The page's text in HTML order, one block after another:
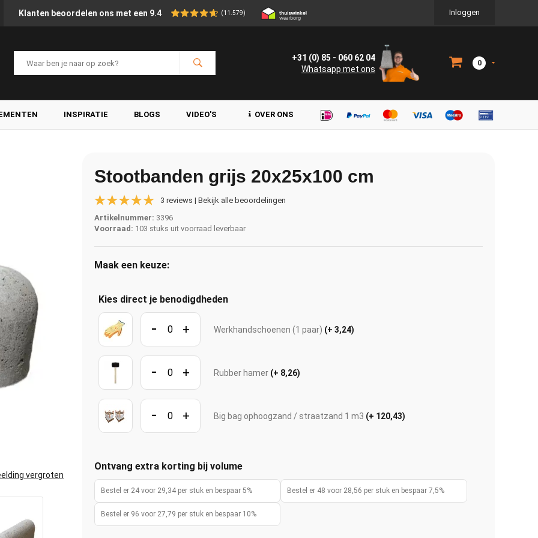
Klanten beoordelen ons met een 9.4 (11.579) Inloggen
+31 (0) 85 - 060 62 04
Whatsapp met ons
0
INSPIRATIE BLOGS VIDEO'S OVER ONS
vergroten
Stootbanden grijs 20x25x100 cm
3 reviews | Bekijk alle beoordelingen
Artikelnummer: 3396
Voorraad: 103 stuks uit voorraad leverbaar
Maak een keuze:
Kies direct je benodigdheden
- + Werkhandschoenen (1 paar) (+ 3,24)
- + Rubber hamer (+ 8,26)
- + Big bag ophoogzand / straatzand 1 m3 (+ 120,43)
Ontvang extra korting bij volume
Bestel er 24 voor 29,34 per stuk en bespaar 5% Bestel er 48 voor 28,56 per stuk en bespaar 7,5%
Bestel er 96 voor 27,79 per stuk en bespaar 10%